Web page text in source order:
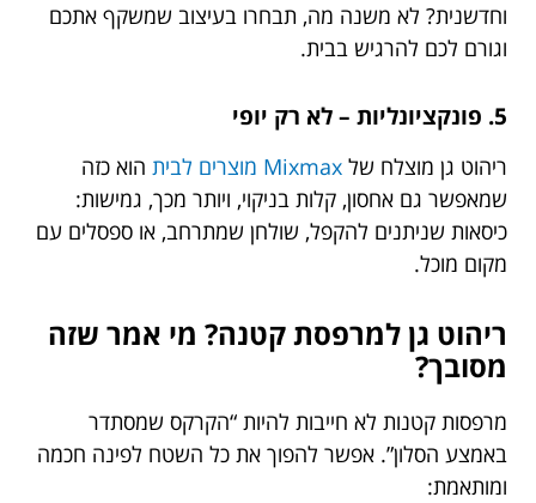
וחדשנית? לא משנה מה, תבחרו בעיצוב שמשקף אתכם
וגורם לכם להרגיש בבית.
5. פונקציונליות – לא רק יופי
ריהוט גן מוצלח של Mixmax מוצרים לבית
הוא כזה
שמאפשר גם אחסון, קלות בניקוי, ויותר מכך, גמישות:
כיסאות שניתנים להקפל, שולחן שמתרחב, או ספסלים עם
מקום מוכל.
ריהוט גן למרפסת קטנה? מי אמר שזה
מסובך?
מרפסות קטנות לא חייבות להיות “הקרקס שמסתדר
באמצע הסלון”. אפשר להפוך את כל השטח לפינה חכמה
ומותאמת: